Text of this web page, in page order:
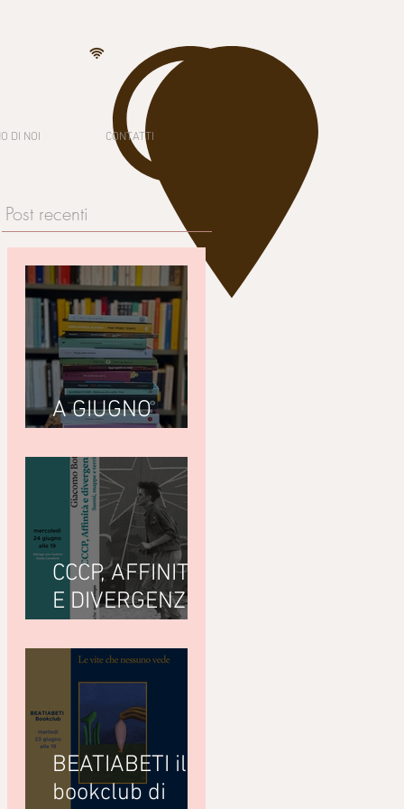
DI NOI CONTATTI
Post recenti
A GIUGNO
CCCP, AFFINITÀ
E DIVERGENZE
Bottà
(Nottetempo)
BEATIABETI il
bookclub di